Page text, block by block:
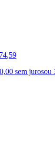
,59
sem jurosou